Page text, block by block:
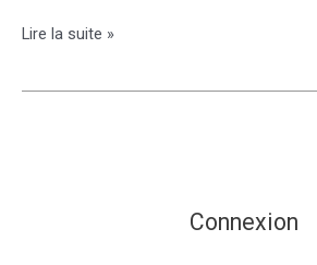
Histoire
Lire la suite »
Connexion